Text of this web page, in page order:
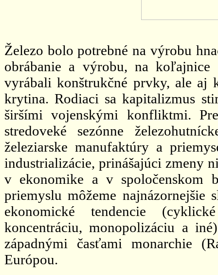
Železo bolo potrebné na výrobu
obrábanie a výrobu, na
vyrábali konštrukčné prvky, ale aj
krytina. Rodiaci sa kapitalizmus
širšími vojenskými konfliktmi.
stredoveké sezónne
železiarske manufaktúry a
industrializácie, prinášajúci zmeny
v ekonomike a v spoločenskom
priemyslu môžeme
ekonomické tendencie
koncentráciu, monopolizáciu a
západnými časťami monarchie
Európou.